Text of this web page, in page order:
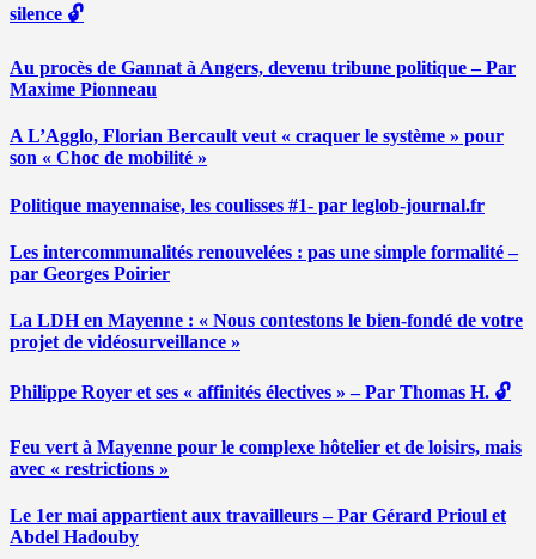
silence 🔓
Au procès de Gannat à Angers, devenu tribune politique – Par
Maxime Pionneau
A L’Agglo, Florian Bercault veut « craquer le système » pour
son « Choc de mobilité »
Politique mayennaise, les coulisses #1- par leglob-journal.fr
Les intercommunalités renouvelées : pas une simple formalité –
par Georges Poirier
La LDH en Mayenne : « Nous contestons le bien-fondé de votre
projet de vidéosurveillance »
Philippe Royer et ses « affinités électives » – Par Thomas H. 🔓
Feu vert à Mayenne pour le complexe hôtelier et de loisirs, mais
avec « restrictions »
Le 1er mai appartient aux travailleurs – Par Gérard Prioul et
Abdel Hadouby